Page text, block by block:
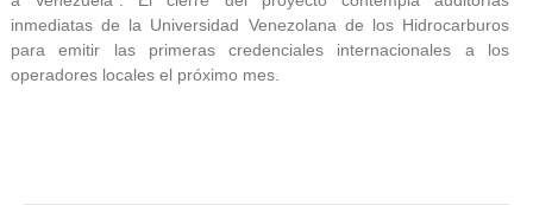
inmediatas de la Universidad Venezolana de los Hidrocarburos
para emitir las primeras credenciales internacionales a los
operadores locales el próximo mes.